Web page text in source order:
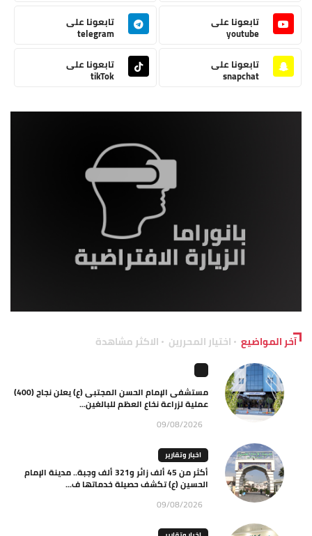
تابعونا على
youtube
تابعونا على
telegram
تابعونا على
snapchat
تابعونا على
tikTok
آخر المواضيع اختيار المحررين الاكثر مشاهدة
مستشفى الإمام الحسن المجتبى (ع) يعلن نجاح (400)
عملية لزراعة نخاع العظم للبالغين...
09/08/2026
اخبار وتقارير
أكثر من 45 ألف زائر و321 ألف وجبة.. مدينة الإمام
الحسين (ع) تكشف حصيلة خدماتها ف...
09/08/2026